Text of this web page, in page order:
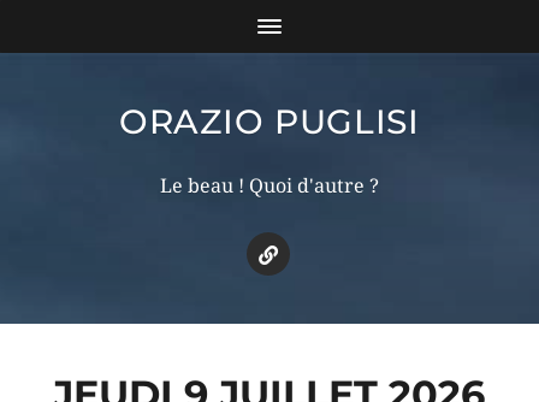
ORAZIO PUGLISI
Le beau ! Quoi d'autre ?